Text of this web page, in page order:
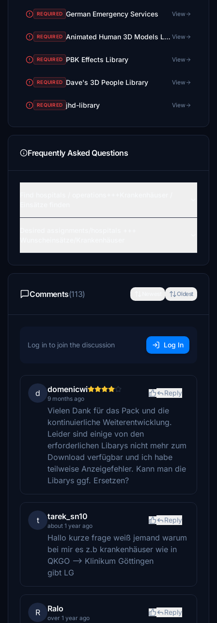
REQUIRED German Emergency Services View
REQUIRED Animated Human 3D Models Library View
REQUIRED PBK Effects Library View
REQUIRED Dave's 3D People Library View
REQUIRED jhd-library View
Frequently Asked Questions
Comments(113) Oldest
Log in to join the discussion Log In
d domenicwi
9 months ago
Reply
Vielen Dank für das Pack und die
kontinuierliche Weiterentwicklung.
Leider sind einige von den
erforderlichen Libarys nicht mehr zum
Download verfügbar und ich habe
teilweise Anzeigefehler. Kann man die
Libarys ggf. Ersetzen?
t tarek_sn10
about 1 year ago
Reply
Hallo kurze frage weiß jemand warum
bei mir es z.b krankenhäuser wie in
QKGO --> Klinikum Göttingen
gibt LG
R Ralo
over 1 year ago
Reply